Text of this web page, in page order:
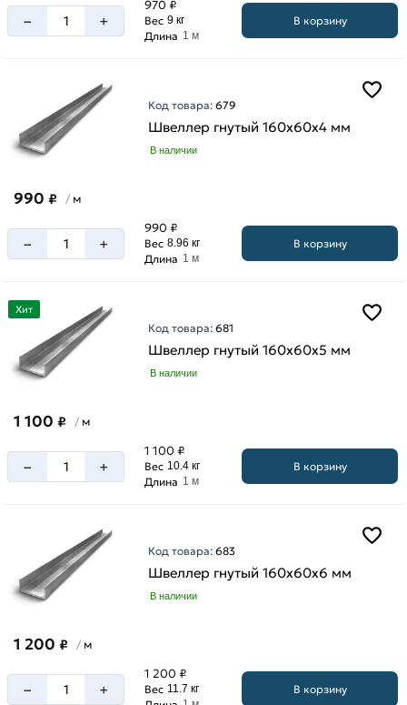
– +
970 ₽
Вес 9 кг
Длина 1 м
В корзину
Код товара:679
Швеллер гнутый 160х60х4 мм
В наличии
990 ₽ / м
– +
990 ₽
Вес 8.96 кг
Длина 1 м
В корзину
Хит
Код товара:681
Швеллер гнутый 160х60х5 мм
В наличии
1 100 ₽ / м
– +
1 100 ₽
Вес 10.4 кг
Длина 1 м
В корзину
Код товара:683
Швеллер гнутый 160х60х6 мм
В наличии
1 200 ₽ / м
– +
1 200 ₽
Вес 11.7 кг В корзину